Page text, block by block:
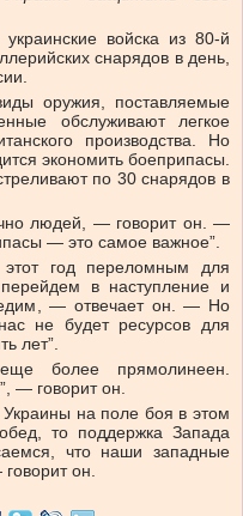
войска из 80-й
снарядов в день,
оружия, поставляемые
обслуживают легкое
производства. Но
экономить боеприпасы.
по 30 снарядов в
людей, — говорит он. —
— это самое важное”.
год переломным для
в наступление и
— отвечает он. — Но
не будет ресурсов для
лет”.
более прямолинеен.
— говорит он.
на поле боя в этом
то поддержка Запада
что наши западные
он.